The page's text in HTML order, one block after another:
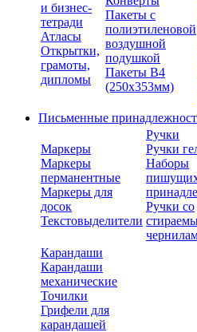
и бизнес-
тетради
Атласы
Открытки,
грамоты,
дипломы
Пакеты с
полиэтиленовой
воздушной
подушкой
Пакеты В4
(250х353мм)
Письменные
Маркеры
Маркеры
перманентные
Маркеры для
досок
Текстовыделители
Ручки
Ручки
Наборы
Ручки со
Карандаши
Карандаши
механические
Точилки
Грифели для
карандашей